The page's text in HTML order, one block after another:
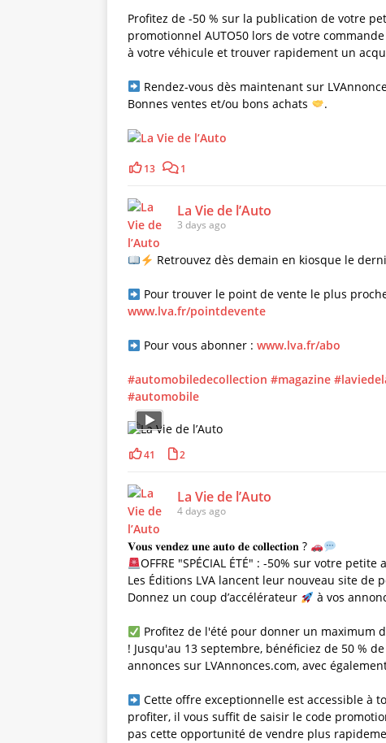
Profitez de -50 % sur la publication de votre
promotionnel AUTO50 lors de votre commande
à votre véhicule et trouver rapidement un
Rendez-vous dès maintenant sur
Bonnes ventes et/ou bons achats
.
13 1
La Vie de l’Auto
3 days ago
Retrouvez dès demain en kiosque le
Pour trouver le point de vente le plus
www.lva.fr/pointdevente
Pour vous abonner : www.lva.fr/abo
#automobiledecollection #magazine
#automobile
41 2
La Vie de l’Auto
4 days ago
𝐕𝐨𝐮𝐬 𝐯𝐞𝐧𝐝𝐞𝐳 𝐮𝐧𝐞 𝐚𝐮𝐭𝐨 𝐝𝐞 𝐜𝐨𝐥𝐥𝐞𝐜𝐭𝐢𝐨𝐧 ?
OFFRE "SPÉCIAL ÉTÉ" : -50% sur votre
Les Éditions LVA lancent leur nouveau site de
Donnez un coup d’accélérateur
à vos
Profitez de l'été pour donner un maximum
! Jusqu'au 13 septembre, bénéficiez de 50 %
annonces sur LVAnnonces.com, avec
Cette offre exceptionnelle est accessible à
profiter, il vous suffit de saisir le code
pas cette opportunité de vendre plus